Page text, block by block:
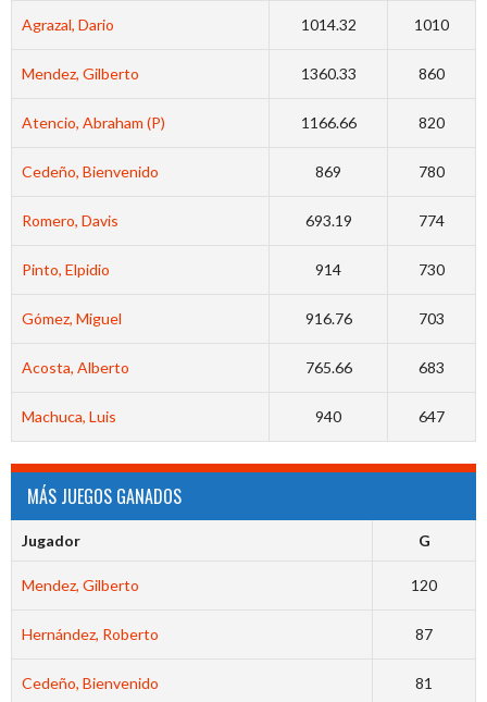
Agrazal, Dario 1014.32 1010
Mendez, Gilberto 1360.33 860
Atencio, Abraham (P) 1166.66 820
Cedeño, Bienvenido 869 780
Romero, Davis 693.19 774
Pinto, Elpidio 914 730
Gómez, Miguel 916.76 703
Acosta, Alberto 765.66 683
Machuca, Luis 940 647
MÁS JUEGOS GANADOS
Jugador G
Mendez, Gilberto 120
Hernández, Roberto 87
Cedeño, Bienvenido 81